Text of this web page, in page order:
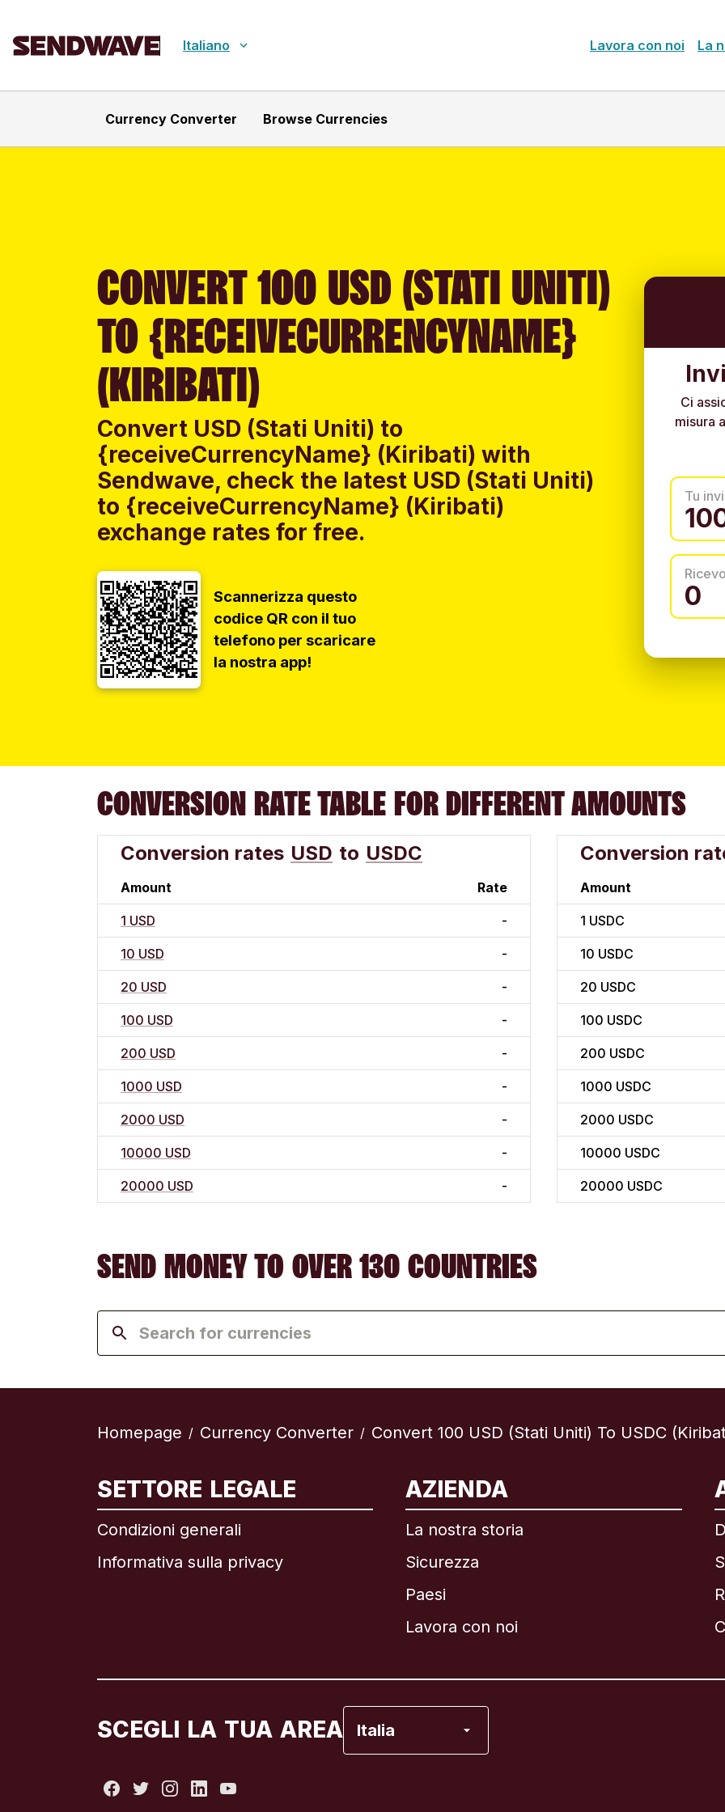
Italiano Lavora con noi La
Currency Converter Browse Currencies
CONVERT 100 USD (STATI UNITI)
TO {RECEIVECURRENCYNAME}
(KIRIBATI)
Convert USD (Stati Uniti) to
{receiveCurrencyName} (Kiribati) with
Sendwave, check the latest USD (Stati Uniti)
to {receiveCurrencyName} (Kiribati)
exchange rates for free.
Scannerizza questo
codice QR con il tuo
telefono per scaricare
la nostra app!
Ci
misura
Tu
CONVERSION RATE TABLE FOR DIFFERENT AMOUNTS
Conversion rates USD to USDC
Amount Rate
1 USD -
10 USD -
20 USD -
100 USD -
200 USD -
1000 USD -
2000 USD -
10000 USD -
20000 USD -
Conversion
Amount
1 USDC
10 USDC
20 USDC
100 USDC
200 USDC
1000 USDC
2000 USDC
10000 USDC
20000 USDC
SEND MONEY TO OVER 130 COUNTRIES
Homepage / Currency Converter / Convert 100 USD (Stati Uniti) To USDC
SETTORE LEGALE
Condizioni generali
Informativa sulla privacy
AZIENDA
La nostra storia
Sicurezza
Paesi
Lavora con noi
SCEGLI LA TUA AREA Italia